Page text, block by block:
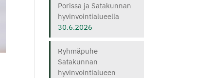
Porissa ja Satakunnan
hyvinvointialueella
30.6.2026
Ryhmäpuhe
Satakunnan
hyvinvointialueen